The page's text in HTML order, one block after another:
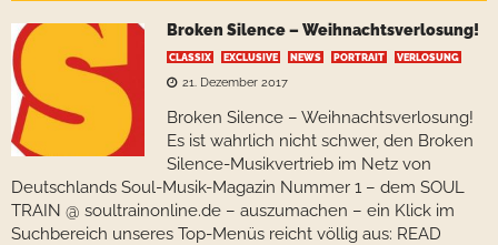
Broken Silence – Weihnachtsverlosung!
CLASSIX EXCLUSIVE NEWS PORTRAIT VERLOSUNG
21. Dezember 2017
Broken Silence – Weihnachtsverlosung!
Es ist wahrlich nicht schwer, den Broken
Silence-Musikvertrieb im Netz von
Deutschlands Soul-Musik-Magazin Nummer 1 – dem SOUL
TRAIN @ soultrainonline.de – auszumachen – ein Klick im
Suchbereich unseres Top-Menüs reicht völlig aus: READ